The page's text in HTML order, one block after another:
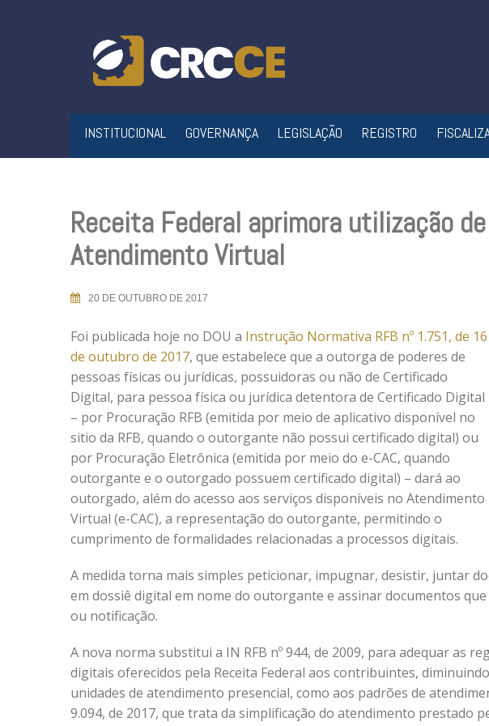
INSTITUCIONAL GOVERNANÇA LEGISLAÇÃO REGISTRO
Receita Federal aprimora utilização
Atendimento Virtual
20 DE OUTUBRO DE 2017
Foi publicada hoje no DOU a Instrução Normativa RFB nº 1.751, de 16
de outubro de 2017, que estabelece que a outorga de poderes de
pessoas físicas ou jurídicas, possuidoras ou não de Certificado
Digital, para pessoa física ou jurídica detentora de Certificado Digital
– por Procuração RFB (emitida por meio de aplicativo disponível no
sitio da RFB, quando o outorgante não possui certificado digital) ou
por Procuração Eletrônica (emitida por meio do e-CAC, quando
outorgante e o outorgado possuem certificado digital) – dará ao
outorgado, além do acesso aos serviços disponíveis no Atendimento
Virtual (e-CAC), a representação do outorgante, permitindo o
cumprimento de formalidades relacionadas a processos digitais.
A medida torna mais simples peticionar, impugnar, desistir, juntar
em dossiê digital em nome do outorgante e assinar documentos
ou notificação.
A nova norma substitui a IN RFB nº 944, de 2009, para adequar as
digitais oferecidos pela Receita Federal aos contribuintes,
unidades de atendimento presencial, como aos padrões de
9.094, de 2017, que trata da simplificação do atendimento prestado